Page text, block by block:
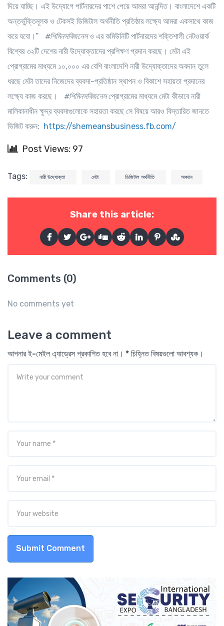
দিয়ে যাচ্ছি। এই উদ্যোগে পার্টনারদের পাশে পেয়ে আমরা আনন্দিত। বাংলাদেশে একটি
অন্তর্ভুক্তিমূলক ও টেকসই ডিজিটাল অর্থনীতি প্রতিষ্ঠার লক্ষ্যে আমরা একসাথে কাজ
করে যবো।” #শিমিনসবিজনেসও এর কমিউনিটি পার্টনারদের শক্তিশালী নেটওয়ার্ক
বিশ্বের ৩২টি দেশের নারী উদ্যোক্তাদের প্রশিক্ষণ প্রদান করছে। মেটা এই
প্রোগ্রামের মাধ্যমে ১০,০০০ এর বেশি বাংলাদেশি নারী উদ্যোক্তাদের অবদান তুলে
ধরছে মেটা তাদের নিজেদের ব্যবসা-প্রতিষ্ঠান স্থাপন ও বিকাশে সহায়তা প্রদানের
লক্ষ্যে কাজ করছে। #শিমিনসবিজনেসপ্রোগ্রামের মাধ্যমে মেটা কীভাবে নারী
মালিকানাধীন ক্ষুদ্র ব্যবসাগুলোকে সহায়তা করছে সে বিষয়ে আরও বিস্তারিত জানতে
ভিজিট করুন: https://shemeansbusiness.fb.com/
Post Views: 97
Tags: নারী উদ্যোক্তা মেটা ডিজিটাল অর্থনীতি অবদান
Share this article:
Comments (0)
No comments yet
Leave a comment
আপনার ই-মেইল এ্যাড্রেস প্রকাশিত হবে না। * চিহ্নিত বিষয়গুলো আবশ্যক।
Submit Comment